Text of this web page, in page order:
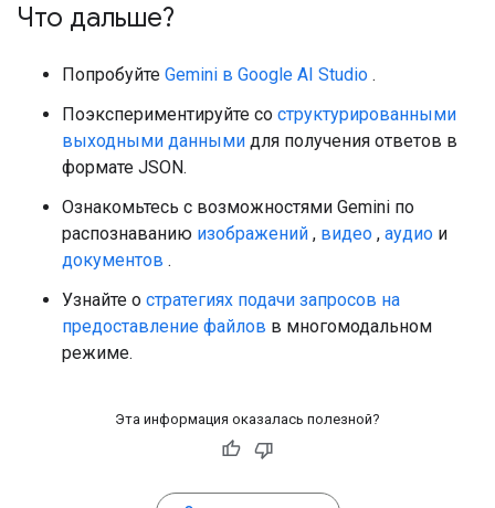
Что дальше?
Попробуйте Gemini в Google AI Studio .
Поэкспериментируйте со структурированными
выходными данными для получения ответов в
формате JSON.
Ознакомьтесь с возможностями Gemini по
распознаванию изображений , видео , аудио и
документов .
Узнайте о стратегиях подачи запросов на
предоставление файлов в многомодальном
режиме.
Эта информация оказалась полезной?